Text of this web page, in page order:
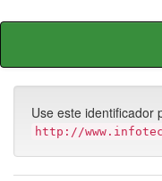
Skip
Use este identificador
http://